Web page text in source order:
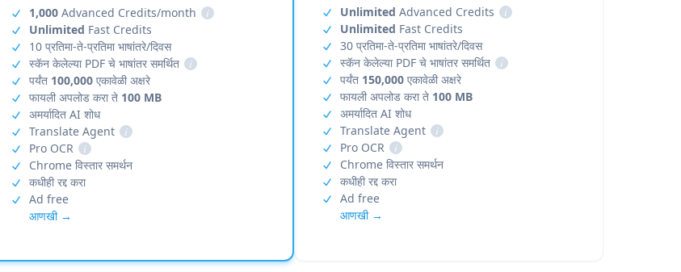
1,000 Advanced Credits/month
i
Unlimited Fast Credits
10 प्रतिमा-ते-प्रतिमा भाषांतरे/दिवस
स्कॅन केलेल्या PDF चे भाषांतर समर्थित
i
पर्यंत 100,000 एकावेळी अक्षरे
फायली अपलोड करा ते 100 MB
अमर्यादित AI शोध
Translate Agent
i
Pro OCR
i
Chrome विस्तार समर्थन
कधीही रद्द करा
Ad free
आणखी →
Unlimited Advanced Credits
i
Unlimited Fast Credits
30 प्रतिमा-ते-प्रतिमा भाषांतरे/दिवस
स्कॅन केलेल्या PDF चे भाषांतर समर्थित
i
पर्यंत 150,000एकावेळी अक्षरे
फायली अपलोड करा ते 100 MB
अमर्यादित AI शोध
Translate Agent
i
Pro OCR
i
Chrome विस्तार समर्थन
कधीही रद्द करा
Ad free
आणखी →